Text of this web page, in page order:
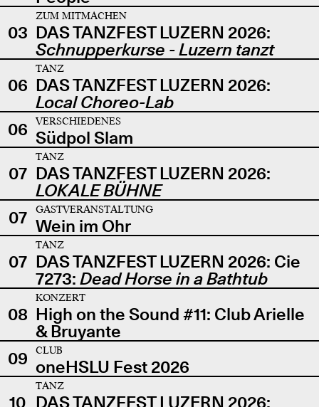
03
ZUM MITMACHEN
DAS TANZFEST LUZERN 2026:
Schnupperkurse - Luzern tanzt
06
TANZ
DAS TANZFEST LUZERN 2026:
Local Choreo-Lab
06
VERSCHIEDENES
Südpol Slam
07
TANZ
DAS TANZFEST LUZERN 2026:
LOKALE BÜHNE
07
GASTVERANSTALTUNG
Wein im Ohr
07
TANZ
DAS TANZFEST LUZERN 2026: Cie
7273: Dead Horse in a Bathtub
08
KONZERT
High on the Sound #11: Club Arielle
& Bruyante
09
CLUB
oneHSLU Fest 2026
10
TANZ
DAS TANZFEST LUZERN 2026: